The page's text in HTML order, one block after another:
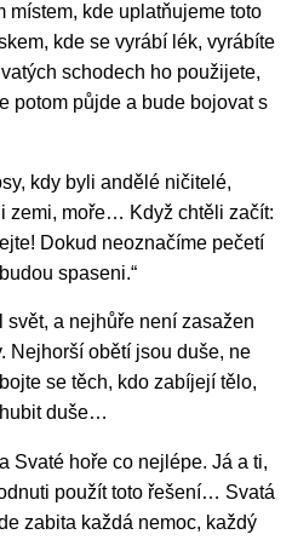
místem, kde uplatňujeme toto
kde se vyrábí lék, vyrábíte
schodech ho použijete,
potom půjde a bude bojovat s
kdy byli andělé ničitelé,
zemi, moře… Když chtěli začít:
Dokud neoznačíme pečetí
spaseni.“
a nejhůře není zasažen
Nejhorší obětí jsou duše, ne
se těch, kdo zabíjejí tělo,
duše…
Svaté hoře co nejlépe. Já a ti,
použít toto řešení… Svatá
zabita každá nemoc, každý